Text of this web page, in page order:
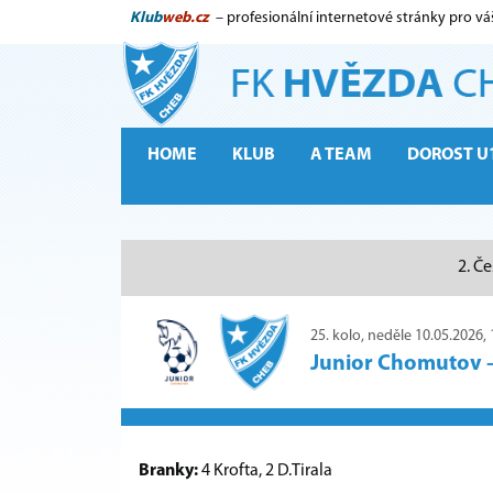
Klubweb.cz – profesionální internetové stránky pro
HOME KLUB A TEAM DOROST
2.
25. kolo, neděle 10.05.2026,
Junior Chomutov
Branky:4 Krofta, 2 D.Tirala